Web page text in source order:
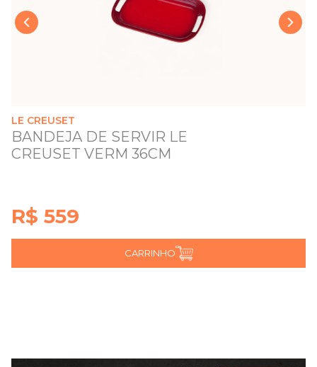
LE CREUSET
BANDEJA DE SERVIR LE
CREUSET VERM 36CM
R$ 559
CARRINHO
‹ ›